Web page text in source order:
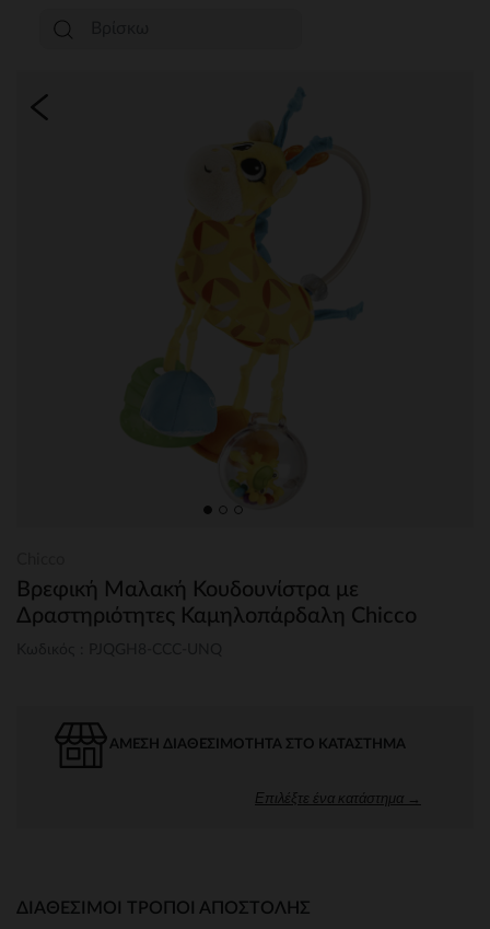
Βρεφική Μαλακή Κουδουνίστρα με
Δραστηριότητες Καμηλοπάρδαλη Chicco
ΆΜΕΣΗ ΔΙΑΘΕΣΙΜΌΤΗΤΑ ΣΤΟ ΚΑΤΆΣΤΗΜΑ
Επιλέξτε ένα κατάστημα →
ΔΙΑΘΈΣΙΜΟΙ ΤΡΌΠΟΙ ΑΠΟΣΤΟΛΉΣ